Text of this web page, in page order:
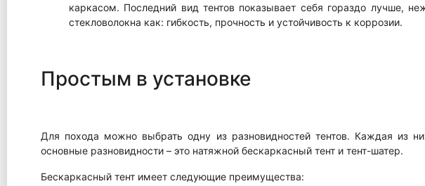
каркасом. Последний вид тентов показывает себя гораздо лучше,
стекловолокна как: гибкость, прочность и устойчивость к коррозии.
Простым в установке
Для похода можно выбрать одну из разновидностей тентов. Каждая из
основные разновидности – это натяжной бескаркасный тент и тент-шатер.
Бескаркасный тент имеет следующие преимущества: